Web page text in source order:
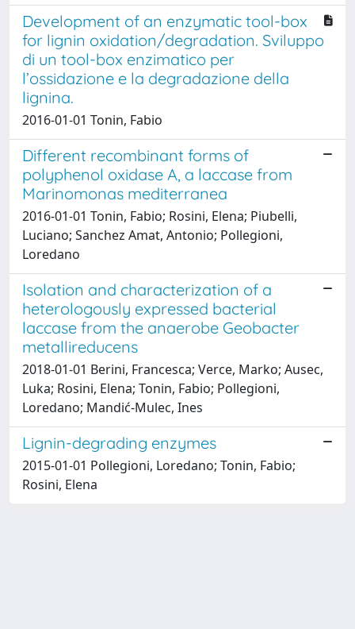
Development of an enzymatic tool-box
for lignin oxidation/degradation. Sviluppo
di un tool-box enzimatico per
l’ossidazione e la degradazione della
lignina.
2016-01-01 Tonin, Fabio
Different recombinant forms of
polyphenol oxidase A, a laccase from
Marinomonas mediterranea
2016-01-01 Tonin, Fabio; Rosini, Elena; Piubelli,
Luciano; Sanchez Amat, Antonio; Pollegioni,
Loredano
Isolation and characterization of a
heterologously expressed bacterial
laccase from the anaerobe Geobacter
metallireducens
2018-01-01 Berini, Francesca; Verce, Marko; Ausec,
Luka; Rosini, Elena; Tonin, Fabio; Pollegioni,
Loredano; Mandić-Mulec, Ines
Lignin-degrading enzymes
2015-01-01 Pollegioni, Loredano; Tonin, Fabio;
Rosini, Elena